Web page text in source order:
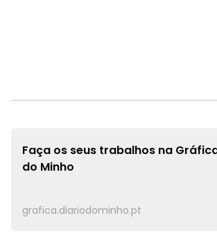
Faça os seus trabalhos na
do Minho
grafica.diariodominho.pt